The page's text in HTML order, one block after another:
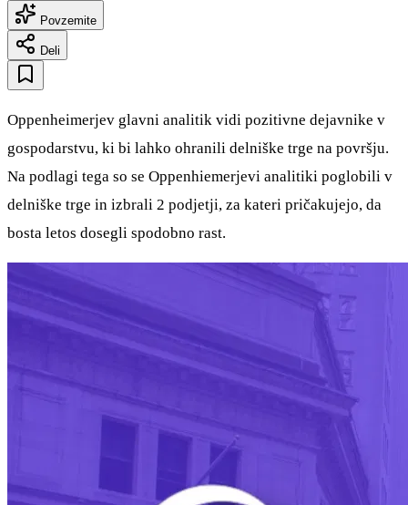
Povzemite
Deli
Oppenheimerjev glavni analitik vidi pozitivne dejavnike v
gospodarstvu, ki bi lahko ohranili delniške trge na površju.
Na podlagi tega so se Oppenhiemerjevi analitiki poglobili v
delniške trge in izbrali 2 podjetji, za kateri pričakujejo, da
bosta letos dosegli spodobno rast.